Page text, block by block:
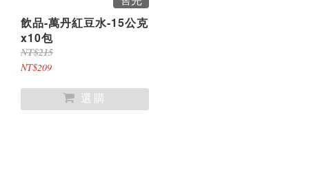
飲品-萬丹紅豆水-15公克
x10包
NT$215
NT$209